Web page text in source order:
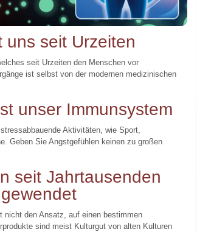
uns seit Urzeiten
seit Urzeiten den Menschen vor
ist selbst von der modernen medizinischen
unser Immunsystem
Aktivitäten, wie Sport,
Geben Sie Angstgefühlen keinen zu großen
seit Jahrtausenden
nicht den Ansatz, auf einen bestimmen
sind meist Kulturgut von alten Kulturen